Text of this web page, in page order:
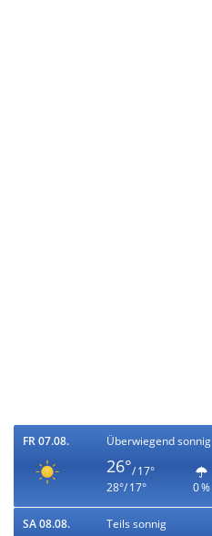
FR 07.08. Überwiegend sonnig
26°/ 17°
28°/ 17°
0 %
SA 08.08. Teils sonnig